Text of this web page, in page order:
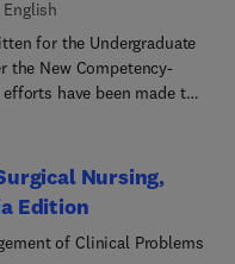
step guidelines, this book
skills and
are presented within a
that is coordinated
by Patricia Potter and
nursing textbook helps
and clinical
in the classroom
English
for the Undergraduate
the New Competency-
have been made to
All the topics are
emphasizes the
in learning medicine.
Nursing,
Edition
of Clinical Problems